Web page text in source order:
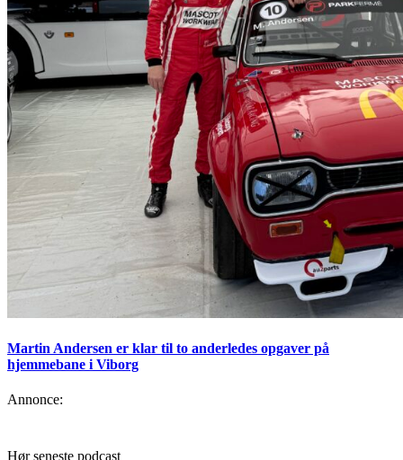
Martin Andersen er klar til to anderledes opgaver på
hjemmebane i Viborg
Annonce:
Hør seneste podcast